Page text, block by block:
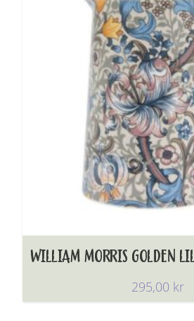
WILLIAM MORRIS GOLDEN
295,00 kr